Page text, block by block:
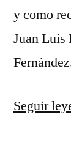
y como
Juan Luis
Seguir